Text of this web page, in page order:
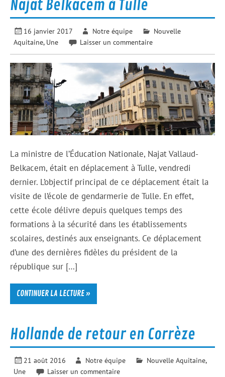
Najat Belkacem à Tulle
16 janvier 2017 Notre équipe
Nouvelle
Aquitaine, Une Laisser un commentaire
La ministre de l’Éducation Nationale, Najat Vallaud-
Belkacem, était en déplacement à Tulle, vendredi
dernier. L’objectif principal de ce déplacement était la
visite de l’école de gendarmerie de Tulle. En effet,
cette école délivre depuis quelques temps des
formations à la sécurité dans les établissements
scolaires, destinés aux enseignants. Ce déplacement
d’une des dernières fidèles du président de la
république sur […]
CONTINUER LA LECTURE »
Hollande de retour en Corrèze
21 août 2016 Notre équipe Nouvelle Aquitaine,
Une
Laisser un commentaire